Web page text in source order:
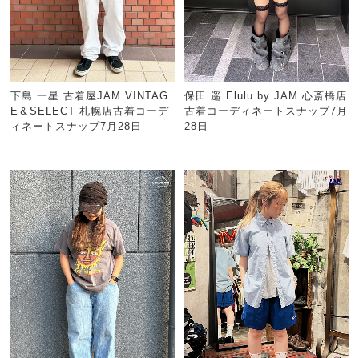
下島 一星 古着屋JAM VINTAG
E＆SELECT 札幌店古着コーデ
ィネートスナップ7月28日
保田 遥 Elulu by JAM 心斎橋店
古着コーディネートスナップ7月
28日